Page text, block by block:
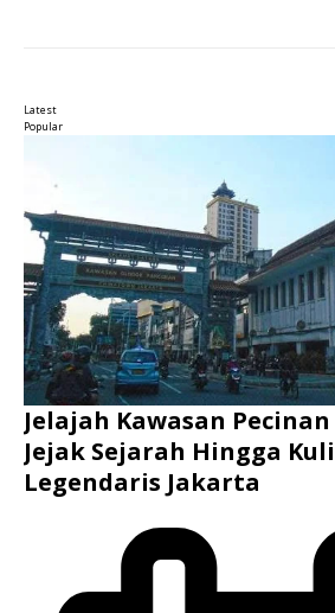
Latest
Popular
Jelajah Kawasan
Jejak Sejarah Hingga
Legendaris Jakarta